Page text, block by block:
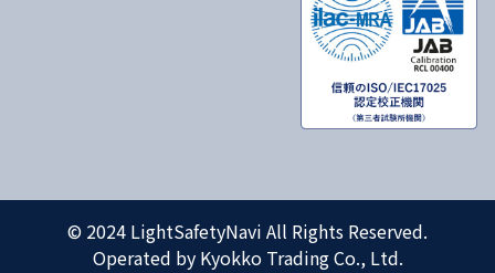
© 2024 LightSafetyNavi All Rights Reserved.
Operated by Kyokko Trading Co., Ltd.